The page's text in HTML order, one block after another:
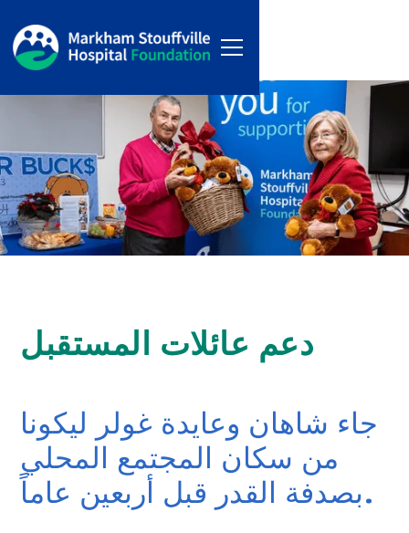
دعم عائلات المستقبل
جاء شاهان وعايدة غولر ليكونا
من سكان المجتمع المحلي
بصدفة القدر قبل أربعين عاماً.